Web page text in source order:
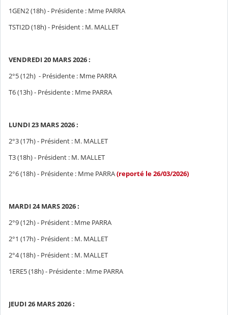
1GEN2 (18h) - Présidente : Mme PARRA
TSTI2D (18h) - Président : M. MALLET
VENDREDI 20 MARS 2026 :
2°5 (12h) - Présidente : Mme PARRA
T6 (13h) - Présidente : Mme PARRA
LUNDI 23 MARS 2026 :
2°3 (17h) - Président : M. MALLET
T3 (18h) - Président : M. MALLET
2°6 (18h) - Présidente : Mme PARRA(reporté le 26/03/2026)
MARDI 24 MARS 2026 :
2°9 (12h) - Président : Mme PARRA
2°1 (17h) - Président : M. MALLET
2°4 (18h) - Président : M. MALLET
1ERE5 (18h) - Présidente : Mme PARRA
JEUDI 26 MARS 2026 :